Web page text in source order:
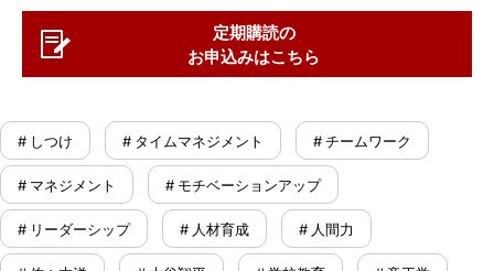
定期購読の
お申込みはこちら
# しつけ # タイムマネジメント # チームワーク
# マネジメント # モチベーションアップ
# リーダーシップ # 人材育成 # 人間力